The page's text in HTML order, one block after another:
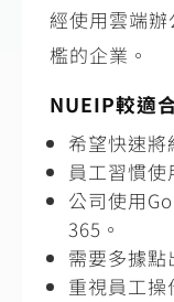
經使用雲端
檻的企業。
NUEIP較適
希望快速將
員工習慣使
公司使用
365。
需要多據點
重視員工操